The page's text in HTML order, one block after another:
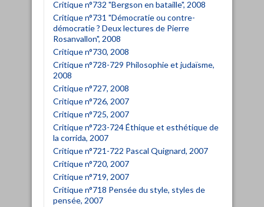
Critique n°732 "Bergson en bataille", 2008
Critique n°731 "Démocratie ou contre-
démocratie ? Deux lectures de Pierre
Rosanvallon", 2008
Critique n°730, 2008
Critique n°728-729 Philosophie et judaïsme,
2008
Critique n°727, 2008
Critique n°726, 2007
Critique n°725, 2007
Critique n°723-724 Éthique et esthétique de
la corrida, 2007
Critique n°721-722 Pascal Quignard, 2007
Critique n°720, 2007
Critique n°719, 2007
Critique n°718 Pensée du style, styles de
pensée, 2007